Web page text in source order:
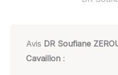
Avis DR Soufiane
Cavaillon: